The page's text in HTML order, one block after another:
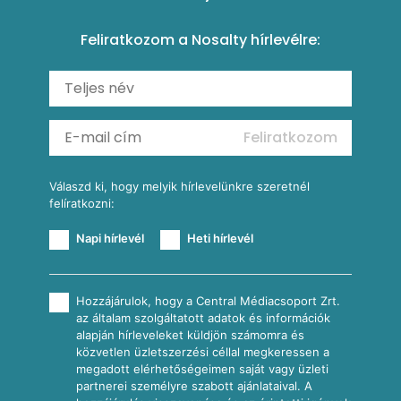
Carbonara
Shakshuka
Ratatouille
Mexikói húsleves kukorica salsával
Almás-kéksajtos kukoricasaláta
Köretek
Reggeli receptek
Feliratkozom a Nosalty hírlevélre:
Feliratkozom
Válaszd ki, hogy melyik hírlevelünkre szeretnél
felíratkozni:
Napi hírlevél Heti hírlevél
Hozzájárulok, hogy a Central Médiacsoport Zrt.
az általam szolgáltatott adatok és információk
alapján hírleveleket küldjön számomra és
közvetlen üzletszerzési céllal megkeressen a
megadott elérhetőségeimen saját vagy üzleti
partnerei személyre szabott ajánlataival. A